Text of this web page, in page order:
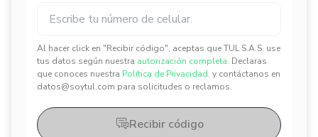
Al hacer click en "Recibir código", aceptas que TUL S.A.S. use
tus datos según nuestra autorización completa. Declaras
que conoces nuestra Política de Privacidad. y contáctanos en
datos@soytul.com para solicitudes o reclamos.
✕
✕
Recibir código